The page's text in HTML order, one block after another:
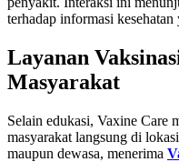
terhadap informasi
Layanan
Masyarakat
Selain edukasi, Vaxine Care
masyarakat langsung di
maupun dewasa, menerima